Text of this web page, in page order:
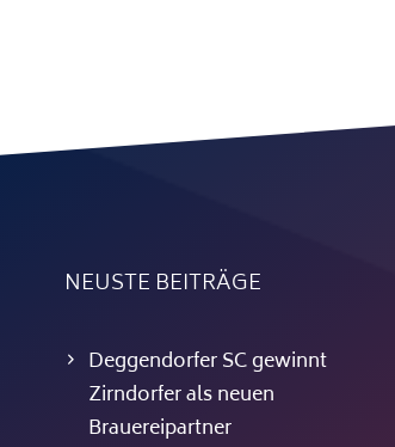
NEUSTE BEITRÄGE
Deggendorfer SC gewinnt
Zirndorfer als neuen
Brauereipartner